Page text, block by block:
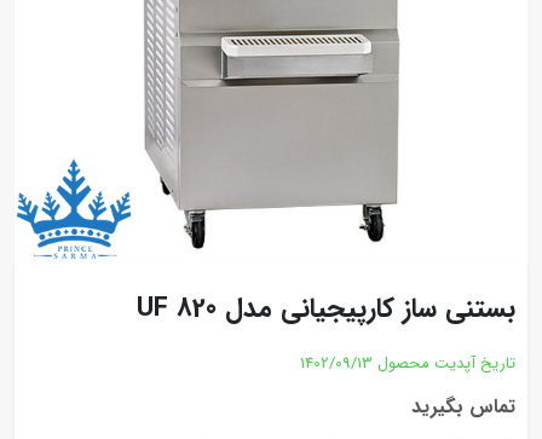
بستنی ساز کارپیجیانی مدل UF 820
تاریخ آپدیت محصول 1402/09/13
تماس بگیرید